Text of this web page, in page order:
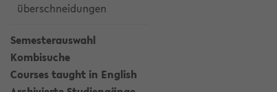
überschneidungen
Semesterauswahl
Kombisuche
Courses taught in English